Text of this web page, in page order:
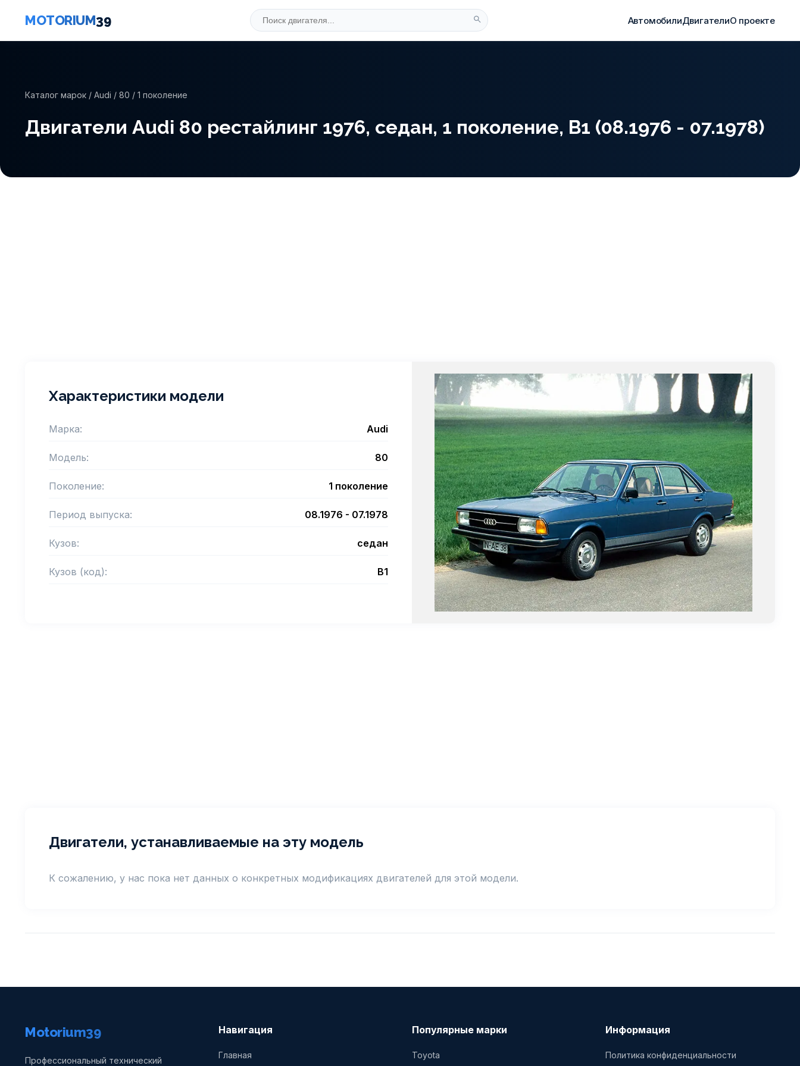
MOTORIUM39 АвтомобилиДвигателиО проекте
Каталог марок / Audi / 80 / 1 поколение
Двигатели Audi 80 рестайлинг 1976, седан, 1 поколение, B1 (08.1976 - 07.1978)
Характеристики модели
Марка: Audi
Модель: 80
Поколение: 1 поколение
Период выпуска: 08.1976 - 07.1978
Кузов: седан
Кузов (код): B1
Двигатели, устанавливаемые на эту модель
К сожалению, у нас пока нет данных о конкретных модификациях двигателей для этой модели.
Motorium39
Профессиональный технический
Навигация
Главная
Популярные марки
Toyota
Информация
Политика конфиденциальности